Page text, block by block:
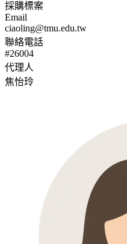
採購標案
Email
ciaoling@tmu.edu.tw
聯絡電話
#26004
代理人
焦怡玲